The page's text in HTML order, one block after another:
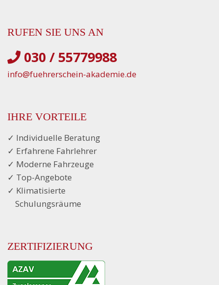
RUFEN SIE UNS AN
030 / 55779988
info@fuehrerschein-akademie.de
IHRE VORTEILE
✓ Individuelle Beratung
✓ Erfahrene Fahrlehrer
✓ Moderne Fahrzeuge
✓ Top-Angebote
✓ Klimatisierte
Schulungsräume
ZERTIFIZIERUNG